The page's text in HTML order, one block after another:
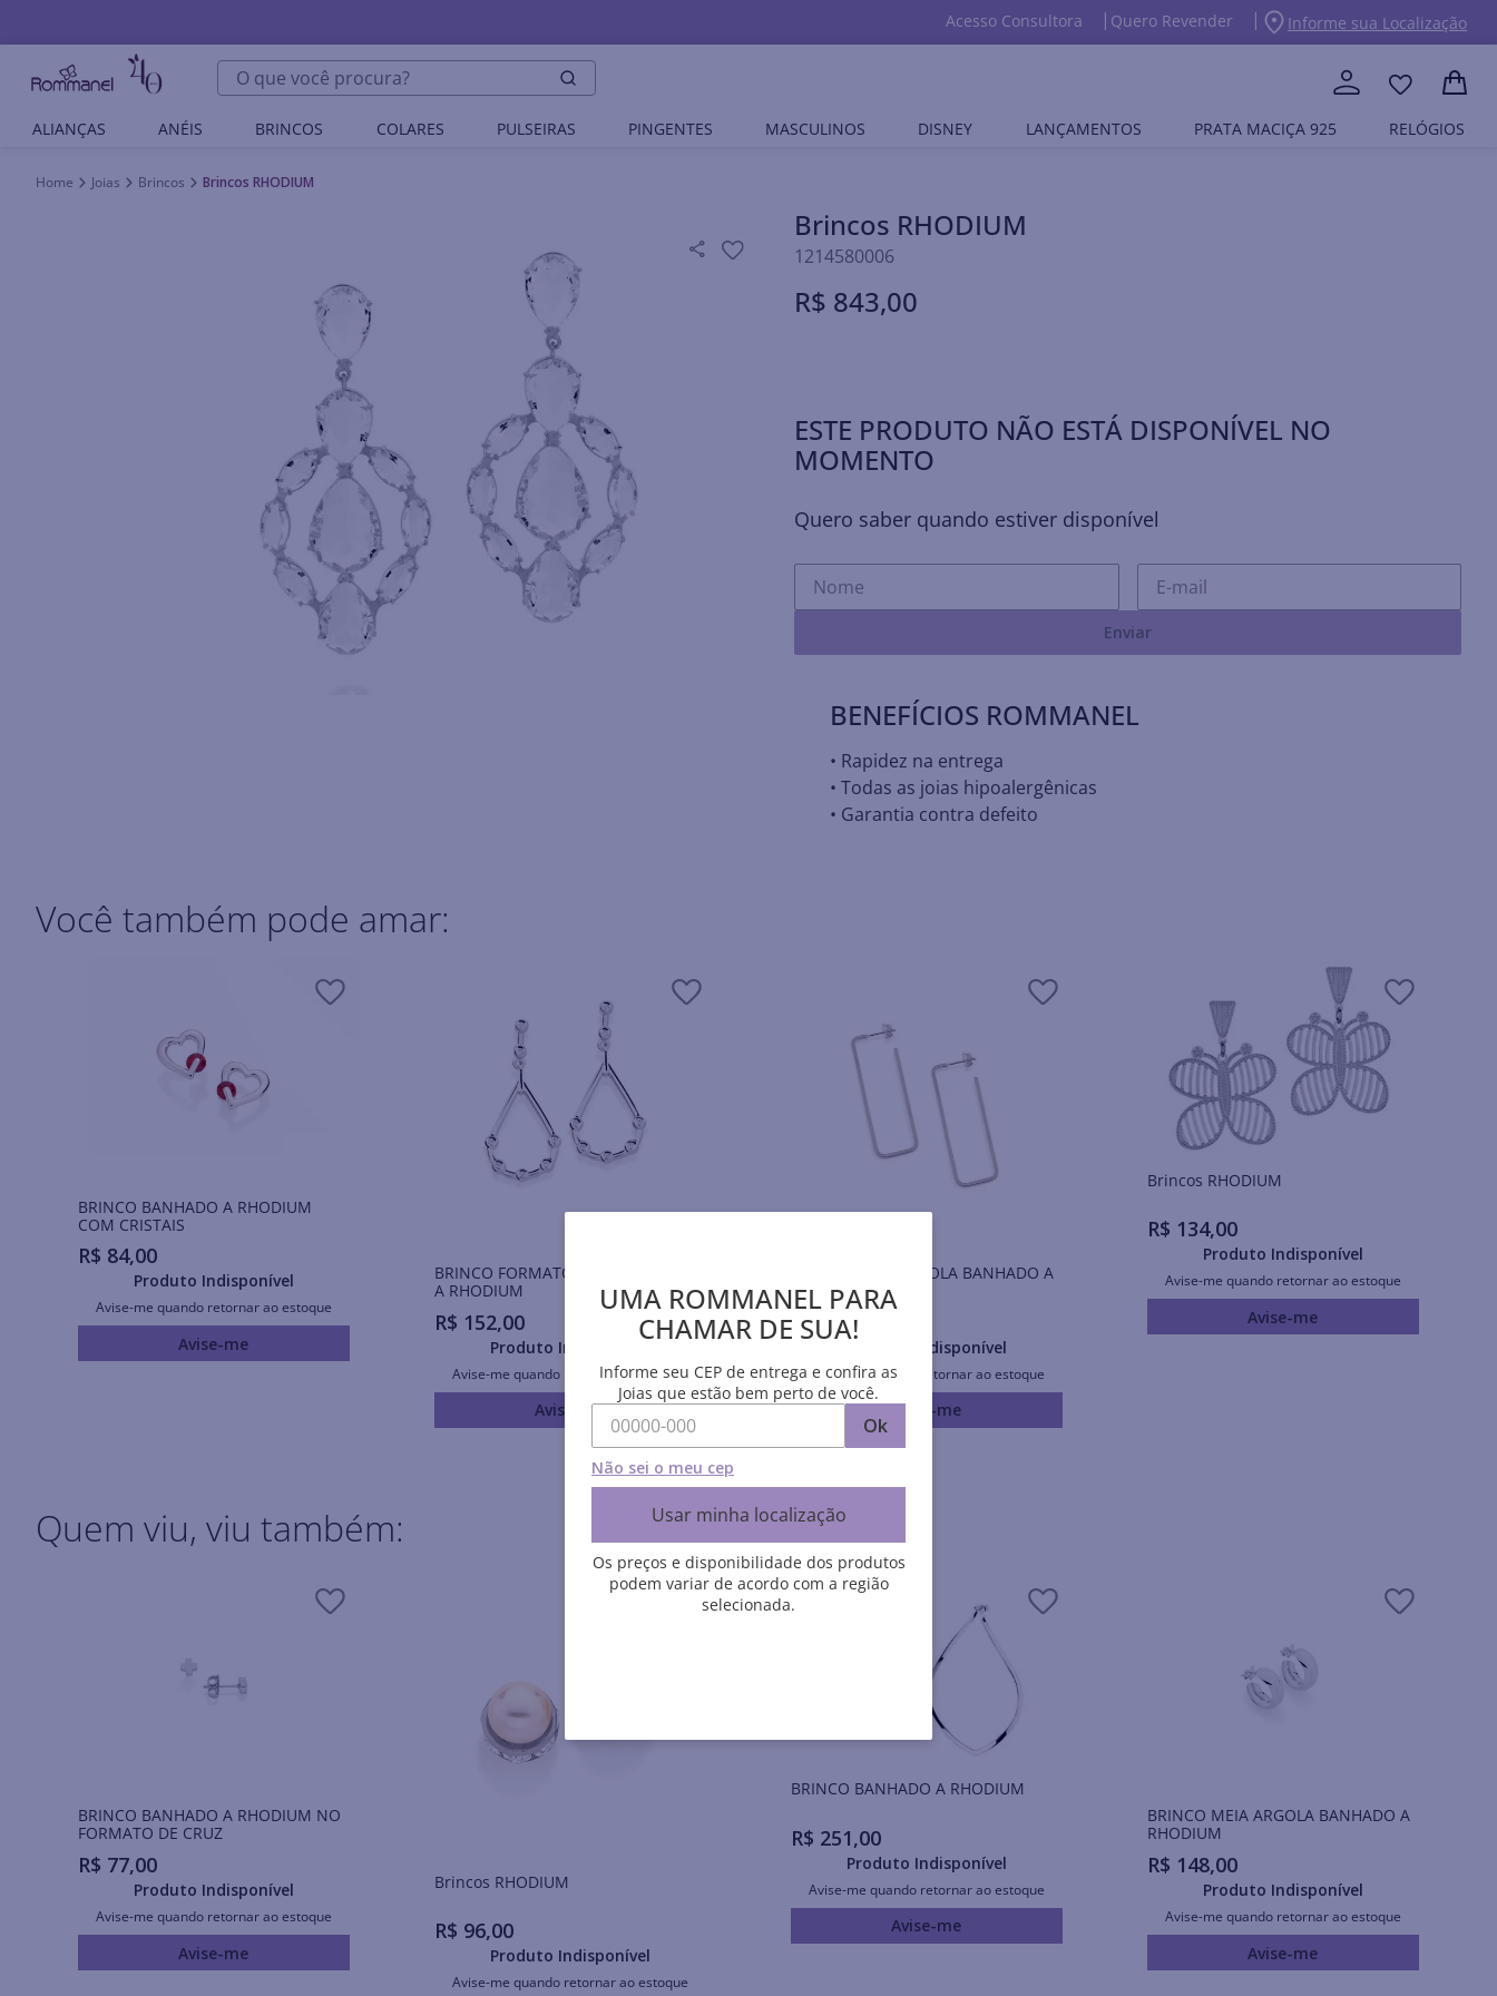
Acesso Consultora Quero Revender Informe sua Localização
O que você procura?
ALIANÇAS ANÉIS BRINCOS COLARES PULSEIRAS PINGENTES MASCULINOS DISNEY LANÇAMENTOS PRATA MACIÇA 925 RELÓGIOS
Joias Brincos Brincos RHODIUM
Brincos RHODIUM
1214580006
R$ 843,00
ESTE PRODUTO NÃO ESTÁ DISPONÍVEL NO
MOMENTO
Quero saber quando estiver disponível
Enviar
BENEFÍCIOS ROMMANEL
• Rapidez na entrega
• Todas as joias hipoalergênicas
• Garantia contra defeito
Você também pode amar:
BRINCO BANHADO A RHODIUM
COM CRISTAIS
R$ 84,00
Produto Indisponível
Avise-me quando retornar ao estoque
Avise-me
BRINCO FORMATO GOTA BANHADO
A RHODIUM
R$ 152,00
Produto Indisponível
Avise-me quando retornar ao estoque
Avise-me
BRINCO MEIA ARGOLA BANHADO A
RHODIUM
R$ 166 ,
Produto Indisponível
Avise-me quando retornar ao estoque
Avise-me
Brincos RHODIUM
R$ 134,00
Produto Indisponível
Avise-me quando retornar ao estoque
Avise-me
Quem viu, viu também:
BRINCO BANHADO A RHODIUM NO
FORMATO DE CRUZ
R$ 77,00
Produto Indisponível
Avise-me quando retornar ao estoque
Avise-me
Brincos RHODIUM
R$ 96,00
Produto Indisponível
Avise-me quando retornar ao estoque
BRINCO BANHADO A RHODIUM
R$ 251,00
Produto Indisponível
Avise-me quando retornar ao estoque
Avise-me
BRINCO MEIA ARGOLA BANHADO A
RHODIUM
R$ 148,00
Produto Indisponível
Avise-me quando retornar ao estoque
Avise-me
UMA ROMMANEL PARA
CHAMAR DE SUA!
Informe seu CEP de entrega e confira as
Joias que estão bem perto de você.
Ok
Não sei o meu cep
Usar minha localização
Os preços e disponibilidade dos produtos
podem variar de acordo com a região
selecionada.